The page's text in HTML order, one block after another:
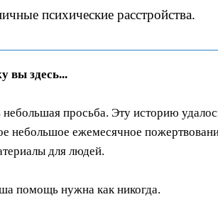
психические расстройства.
вы здесь...
небольшая просьба. Эту историю
небольшое ежемесячное
для людей.
помощь нужна как никогда.